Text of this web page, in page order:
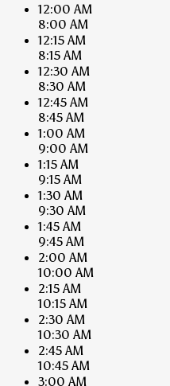
12:00 AM
8:00 AM
12:15 AM
8:15 AM
12:30 AM
8:30 AM
12:45 AM
8:45 AM
1:00 AM
9:00 AM
1:15 AM
9:15 AM
1:30 AM
9:30 AM
1:45 AM
9:45 AM
2:00 AM
10:00 AM
2:15 AM
10:15 AM
2:30 AM
10:30 AM
2:45 AM
10:45 AM
3:00 AM